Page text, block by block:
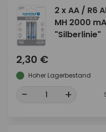
2 x AA / R6
MH 2000
"Silberlinie"
2,30 €
Hoher Lagerbestand
- +